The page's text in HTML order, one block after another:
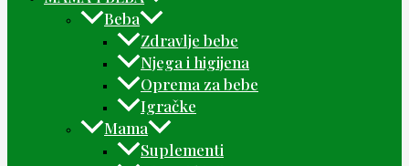
Beba
Zdravlje bebe
Njega i higijena
Oprema za bebe
Igračke
Mama
Suplementi